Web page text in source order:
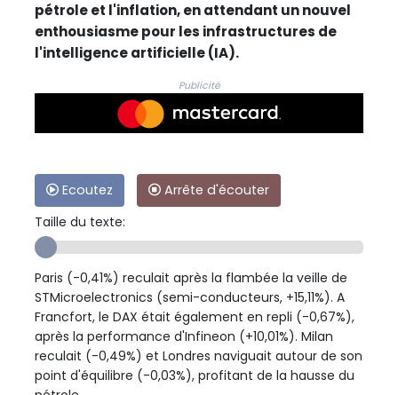
pétrole et l'inflation, en attendant un nouvel
enthousiasme pour les infrastructures de
l'intelligence artificielle (IA).
Publicité
Ecoutez
Arrête d'écouter
Taille du texte:
Paris (-0,41%) reculait après la flambée la veille de
STMicroelectronics (semi-conducteurs, +15,11%). A
Francfort, le DAX était également en repli (-0,67%),
après la performance d'Infineon (+10,01%). Milan
reculait (-0,49%) et Londres naviguait autour de son
point d'équilibre (-0,03%), profitant de la hausse du